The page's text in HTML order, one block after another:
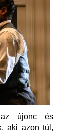
az újonc és
aki azon túl,